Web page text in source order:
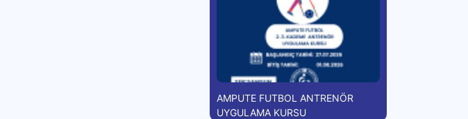
AMPUTE FUTBOL ANTRENÖR
UYGULAMA KURSU